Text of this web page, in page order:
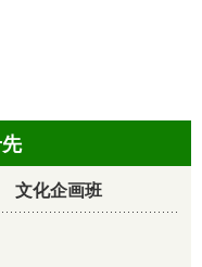
文化企画班